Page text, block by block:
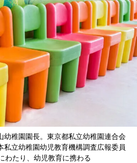
稚園園長。東京都私立幼稚園連合会
私立幼稚園幼児教育機構調査広報委員
わたり、幼児教育に携わる